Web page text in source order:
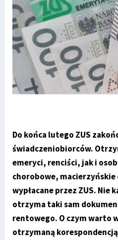
Do końca lutego ZUS
świadczeniobiorców.
emeryci, renciści, jak i
chorobowe, macierzyńskie
wypłacane przez ZUS. Nie
otrzyma taki sam
rentowego. O czym warto
otrzymaną